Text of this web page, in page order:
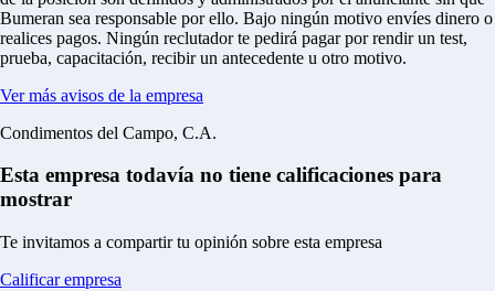
Bumeran sea responsable por ello. Bajo ningún motivo envíes dinero o
realices pagos. Ningún reclutador te pedirá pagar por rendir un test,
prueba, capacitación, recibir un antecedente u otro motivo.
Ver más avisos de la empresa
Condimentos del Campo, C.A.
Esta empresa todavía no tiene calificaciones para
mostrar
Te invitamos a compartir tu opinión sobre esta empresa
Calificar empresa